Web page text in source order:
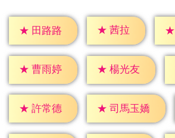
★ 田路路 ★ 茜拉 ★
★ 曹雨婷 ★ 楊光友
★ 許常德 ★ 司馬玉嬌